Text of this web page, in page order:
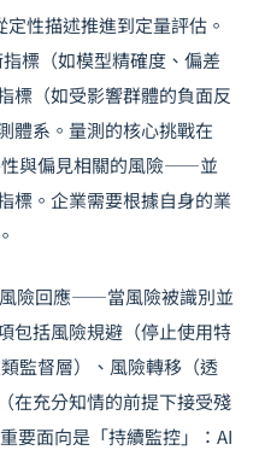
性描述推進到定量評估。
標（如模型精確度、偏差
標（如受影響群體的負面反
體系。量測的核心挑戰在
與偏見相關的風險——並
標。企業需要根據自身的業
險回應——當風險被識別並
包括風險規避（停止使用特
監督層）、風險轉移（透
在充分知情的前提下接受殘
要面向是「持續監控」：AI